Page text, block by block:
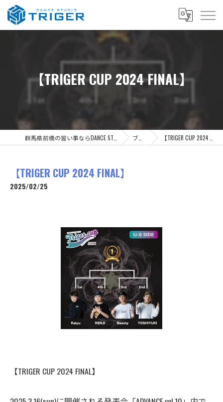
【TRIGER CUP 2024 FINAL】
ブログ 【TRIGER CUP 2024 FINAL】
【TRIGER CUP 2024 FINAL】
2025/02/25
【TRIGER CUP 2024 FINAL】